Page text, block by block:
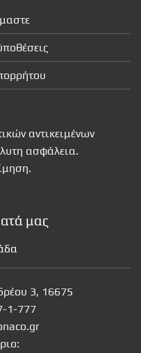
αντικειμένων
ασφάλεια.
μας
3, 16675
1-777